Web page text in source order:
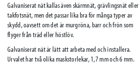
Galvaniserat nät kallas även skärmnät, grävlingsnät eller
takfotsnät, men det passar lika bra för många typer av
skydd, oavsett om det är murgröna, barr och frön som
flyger från träd eller höstlöv.
Galvaniserat nät är lätt att arbeta med och installera.
Urvalet har två olika maskstorlekar, 1,7 mm och 6 mm.